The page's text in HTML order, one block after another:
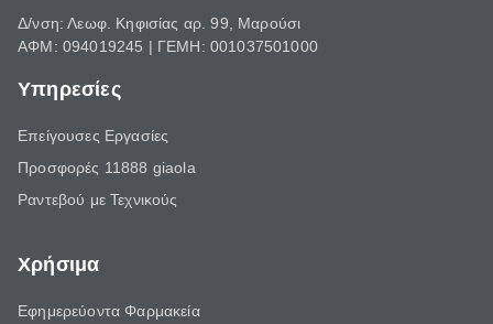
Δ/νση: Λεωφ. Κηφισίας αρ. 99, Μαρούσι
ΑΦΜ: 094019245 | ΓΕΜΗ: 001037501000
Υπηρεσίες
Επείγουσες Εργασίες
Προσφορές 11888 giaola
Ραντεβού με Τεχνικούς
Χρήσιμα
Εφημερεύοντα Φαρμακεία